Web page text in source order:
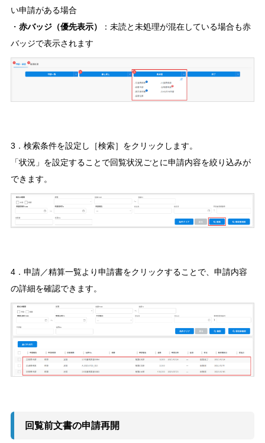
い申請がある場合
・ 赤バッジ（優先表示）
：未読と未処理が混在している場合も赤
バッジで表示されます
3．検索条件を設定し［検索］をクリックします。
「状況」を設定することで回覧状況ごとに申請内容を絞り込みが
できます。
4．申請／精算一覧より申請書をクリックすることで、申請内容
の詳細を確認できます。
回覧前文書の申請再開